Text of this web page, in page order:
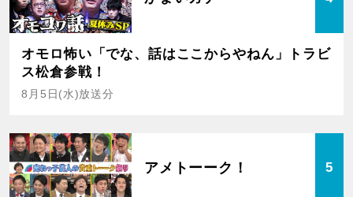
オモロ怖い「でな、話はここからやねん」トラビ
ス松倉参戦！
8月5日(水)放送分
アメトーーク！ 5